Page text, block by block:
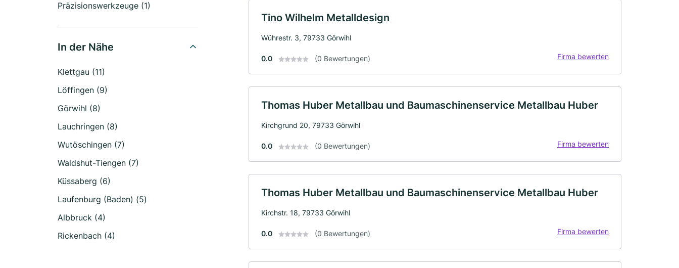
Präzisionswerkzeuge (1)
In der Nähe
Klettgau (11)
Löffingen (9)
Görwihl (8)
Lauchringen (8)
Wutöschingen (7)
Waldshut-Tiengen (7)
Küssaberg (6)
Laufenburg (Baden) (5)
Albbruck (4)
Rickenbach (4)
Tino Wilhelm Metalldesign
Wührestr. 3, 79733 Görwihl
0.0 (0 Bewertungen) Firma bewerten
Thomas Huber Metallbau und Baumaschinenservice Metallbau Huber
Kirchgrund 20, 79733 Görwihl
0.0 (0 Bewertungen) Firma bewerten
Thomas Huber Metallbau und Baumaschinenservice Metallbau Huber
Kirchstr. 18, 79733 Görwihl
0.0 (0 Bewertungen) Firma bewerten